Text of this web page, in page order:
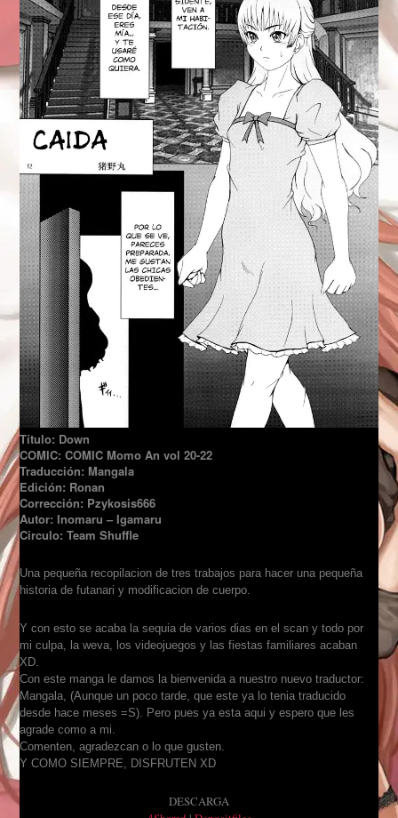
Título: Down
COMIC: COMIC Momo An vol 20-22
Traducción: Mangala
Edición: Ronan
Corrección: Pzykosis666
Autor: Inomaru – Igamaru
Circulo: Team Shuffle
Una pequeña recopilacion de tres trabajos para hacer una pequeña
historia de futanari y modificacion de cuerpo.
Y con esto se acaba la sequia de varios dias en el scan y todo por
mi culpa, la weva, los videojuegos y las fiestas familiares acaban
XD.
Con este manga le damos la bienvenida a nuestro nuevo traductor:
Mangala, (Aunque un poco tarde, que este ya lo tenia traducido
desde hace meses =S). Pero pues ya esta aqui y espero que les
agrade como a mi.
Comenten, agradezcan o lo que gusten.
YCOMO SIEM PRE, DISFRUTEN XD
DESCARGA